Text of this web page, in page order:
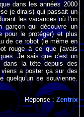
dans les années 2000
je dirais) qui passait un
les vacances où l'on
garçon qui découvre un
pour le protéger) et plus
de ce robot (le même en
rouge à ce que j'avais
Je sais que c'est un
la tête depuis des
a poster ça sur des
quelqu'un se souvienne.
Réponse : Zentrix